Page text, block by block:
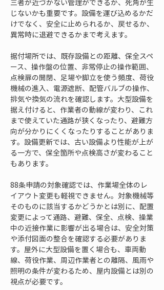
三者が近づかない管理ができるか、死角が生
じないかも重要です。設備を運び込めるかだ
けでなく、安全に止められるか、戻せるか、
異常時に退避できるかまで考えます。
据付場所では、既存設備との距離、保全スペ
ース、操作盤の位置、非常停止の操作範囲、
点検扉の開閉、足場や脚立を使う頻度、荷役
機械の進入、電源遮断、配管バルブの操作、
排気や換気の流れを確認します。大型設備を
据え付けると、作業者の動線が変わり、これ
まで使えていた通路が狭くなったり、避難方
向が分かりにくくなったりすることがありま
す。設備更新では、古い設備より性能が上が
る一方で、保全箇所や点検高さが変わること
もあります。
88条申請の対象確認では、作業場全体のレ
イアウト変更も軽視できません。対象機械等
そのものに該当するかどうかとは別に、配置
変更によって通路、避難、保全、点検、操業
中の近接作業に影響が出る場合は、安全対策
や添付図面の整合を確認する必要がありま
す。屋外に大型設備を置く場合も、車両動
線、荷役作業、周辺作業者との離隔、風雨や
照明の条件が変わるため、屋内設備とは別の
視点が必要です。